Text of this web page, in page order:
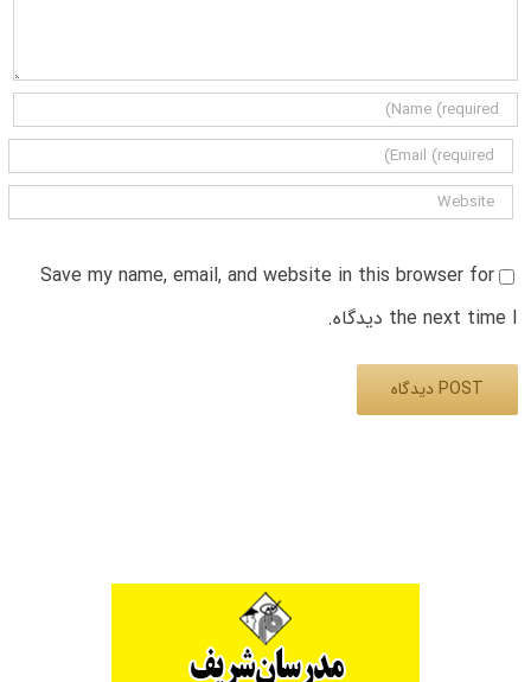
Save my name, email, and website in this browser for
the next time I دیدگاه.